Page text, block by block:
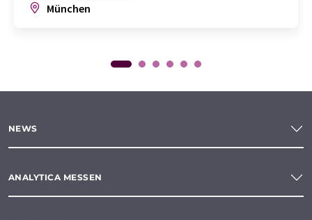
München
NEWS
ANALYTICA MESSEN